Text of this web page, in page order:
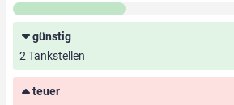
günstig
2 Tankstellen
teuer